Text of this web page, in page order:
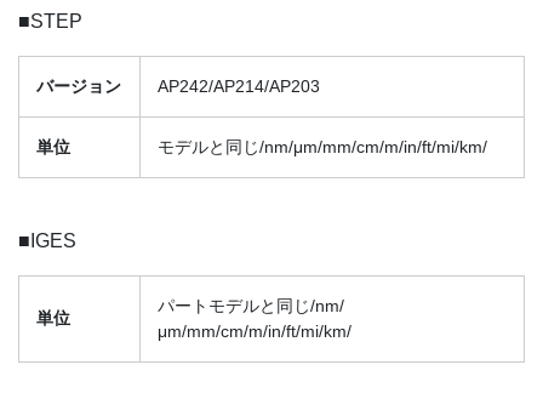
■STEP
バージョン AP242/AP214/AP203
単位 モデルと同じ/nm/μm/mm/cm/m/in/ft/mi/km/
■IGES
単位
パートモデルと同じ/nm/
μm/mm/cm/m/in/ft/mi/km/